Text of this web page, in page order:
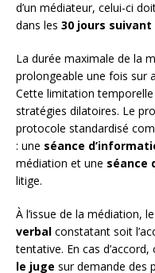
d’un médiateur, celui-ci
dans les 30 jours
La durée maximale de la
prolongeable une fois sur
Cette limitation
stratégies dilatoires. Le
protocole standardisé
: une séance
médiation et une séance
litige.
À l’issue de la médiation,
verbal constatant soit
tentative. En cas
le juge sur demande des